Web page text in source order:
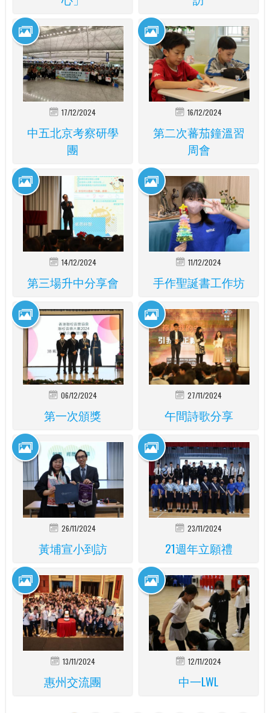
17/12/2024
中五北京考察研學
團
16/12/2024
第二次蕃茄鐘溫習
周會
14/12/2024
第三場升中分享會
11/12/2024
手作聖誕書工作坊
06/12/2024
第一次頒獎
27/11/2024
午間詩歌分享
26/11/2024
黃埔宣小到訪
23/11/2024
21週年立願禮
13/11/2024
惠州交流團
12/11/2024
中一LWL